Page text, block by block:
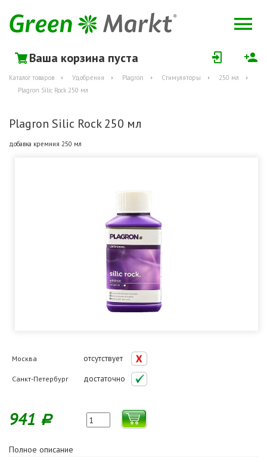
Ваша корзина пуста
Каталог товаров Удобрения Plagron Стимуляторы
250 мл
Plagron Silic Rock 250 мл
Plagron Silic Rock 250 мл
добавка кремния 250 мл
Москва отсутствует
Санкт-Петербург достаточно
941 Р
Полное описание